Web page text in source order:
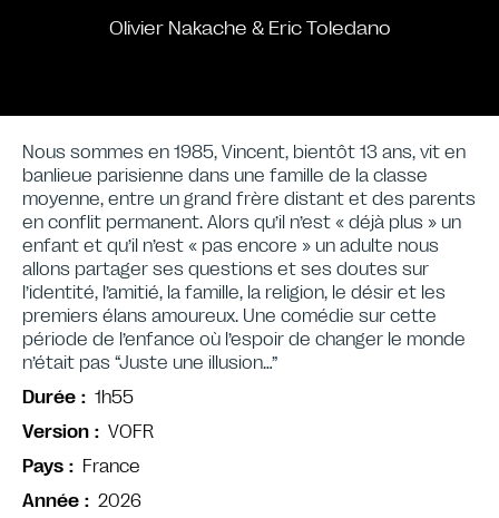
Olivier Nakache & Eric Toledano
Nous sommes en 1985, Vincent, bientôt 13 ans, vit en
banlieue parisienne dans une famille de la classe
moyenne, entre un grand frère distant et des parents
en conflit permanent. Alors qu’il n’est « déjà plus » un
enfant et qu’il n’est « pas encore » un adulte nous
allons partager ses questions et ses doutes sur
l’identité, l’amitié, la famille, la religion, le désir et les
premiers élans amoureux. Une comédie sur cette
période de l’enfance où l’espoir de changer le monde
n’était pas “Juste une illusion…”
Durée
1h55
Version
VOFR
Pays
France
Année
2026